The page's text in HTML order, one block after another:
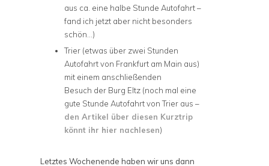
aus ca. eine halbe Stunde Autofahrt –
fand ich jetzt aber nicht besonders
schön…)
Trier (etwas über zwei Stunden
Autofahrt von Frankfurt am Main aus)
mit einem anschließenden
Besuch der Burg Eltz (noch mal eine
gute Stunde Autofahrt von Trier aus –
den Artikel über diesen Kurztrip
könnt ihr hier nachlesen)
Letztes Wochenende haben wir uns dann